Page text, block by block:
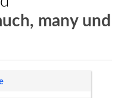
many und